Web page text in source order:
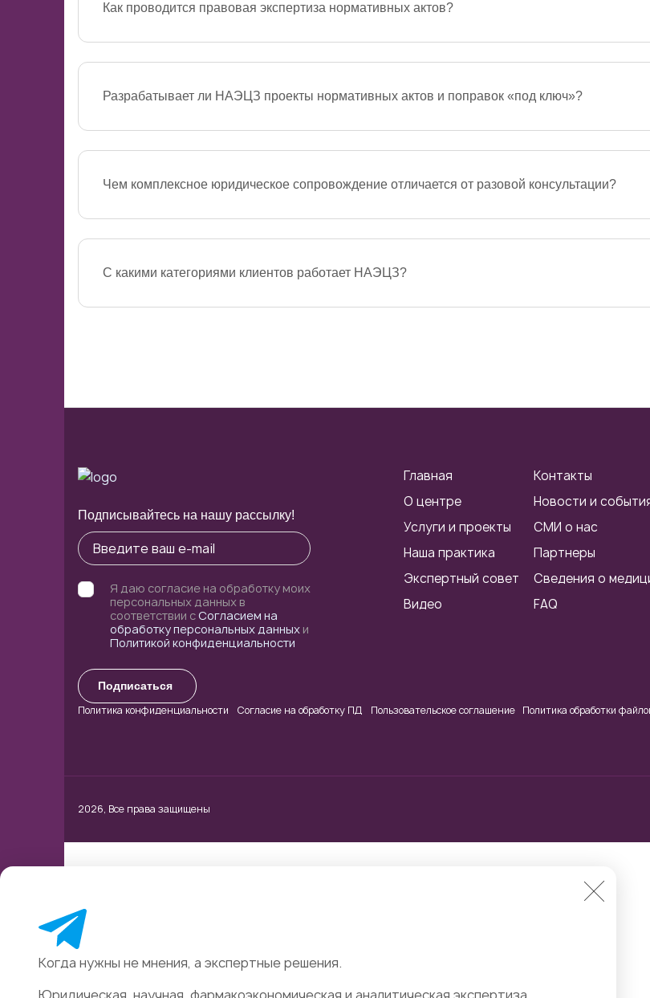
Как проводится правовая экспертиза нормативных актов?
Анализируется соответствие документа Конституции РФ, федеральным
подзаконным актам, выявляются противоречия, пробелы и риски
Разрабатывает ли НАЭЦЗ проекты нормативных актов и поправок «под ключ»?
Эксперты НАЭЦЗ могут разработать проект нормативного правового акта
уровня: от регионального приказа до федерального закона, а также
Смотреть полностью
Чем комплексное юридическое сопровождение отличается от разовой консультации?
Комплексное юридическое сопровождение предполагает системный подход
интересов медицинской организации. В рамках комплексного сопровождения
С какими категориями клиентов работает НАЭЦЗ?
НАЭЦЗ сопровождает медицинские организации (государственные и
Подписывайтесь на нашу рассылку!
Я даю согласие на обработку моих
персональных данных в
соответствии сСогласием на
обработку персональных данных и
Политикой конфиденциальности
Подписаться
Главная
О центре
Услуги и проекты
Наша практика
Экспертный совет
Видео
Контакты
Новости и
СМИ о нас
Партнеры
Сведения о
FAQ
Политика конфиденциальности Cогласие на обработку ПД Пользовательское соглашение Политика обработки
2026, Все права защищены
Cookies
сервис веб-аналитики «Яндекс Метрика»
Когда нужны не мнения, а экспертные решения.
Юридическая, научная, фармакоэкономическая и аналитическая экспертиза.